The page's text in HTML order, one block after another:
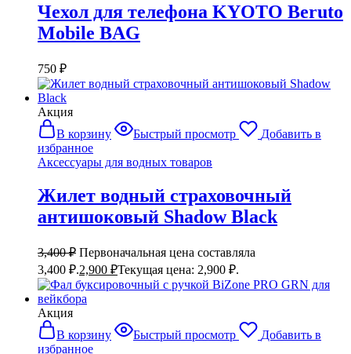
Чехол для телефона KYOTO Beruto
Mobile BAG
750 ₽
Акция
В корзину
Быстрый просмотр
Добавить в
избранное
Аксессуары для водных товаров
Жилет водный страховочный
антишоковый Shadow Black
3,400₽ Первоначальная цена составляла
3,400 ₽.2,900 ₽Текущая цена: 2,900 ₽.
Акция
В корзину
Быстрый просмотр
Добавить в
избранное